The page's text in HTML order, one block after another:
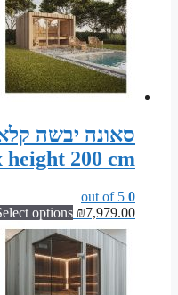
height 200 cm
0
₪7,979.00
options